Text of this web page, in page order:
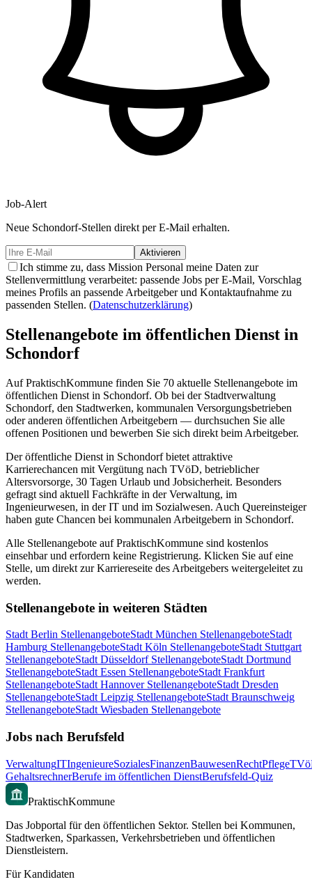
Job-Alert
Neue Schondorf-Stellen direkt per E-Mail erhalten.
Aktivieren
Ich stimme zu, dass Mission Personal meine Daten zur
Stellenvermittlung verarbeitet: passende Jobs per E-Mail, Vorschlag
meines Profils an passende Arbeitgeber und Kontaktaufnahme zu
passenden Stellen. (Datenschutzerklärung)
Stellenangebote im öffentlichen Dienst in
Schondorf
Auf PraktischKommune finden Sie 70 aktuelle Stellenangebote im
öffentlichen Dienst in Schondorf. Ob bei der Stadtverwaltung
Schondorf, den Stadtwerken, kommunalen Versorgungsbetrieben
oder anderen öffentlichen Arbeitgebern — durchsuchen Sie alle
offenen Positionen und bewerben Sie sich direkt beim Arbeitgeber.
Der öffentliche Dienst in Schondorfbietet attraktive
Karrierechancen mit Vergütung nach TVöD, betrieblicher
Altersvorsorge, 30 Tagen Urlaub und Jobsicherheit. Besonders
gefragt sind aktuell Fachkräfte in der Verwaltung, im
Ingenieurwesen, in der IT und im Sozialwesen. Auch Quereinsteiger
haben gute Chancen bei kommunalen Arbeitgebern in Schondorf.
Alle Stellenangebote auf PraktischKommune sind kostenlos
einsehbar und erfordern keine Registrierung. Klicken Sie auf eine
Stelle, um direkt zur Karriereseite des Arbeitgebers weitergeleitet zu
werden.
Stellenangebote in weiteren Städten
StadtBerlin StellenangeboteStadtMünchen StellenangeboteStadt
Hamburg StellenangeboteStadtKöln StellenangeboteStadt Stuttgart
StellenangeboteStadtDüsseldorfStellenangeboteStadtDortmund
StellenangeboteStadtEssen StellenangeboteStadtFrankfurt
StellenangeboteStadtHannoverStellenangeboteStadtDresden
StellenangeboteStadtLeipzig StellenangeboteStadtBraunschweig
StellenangeboteStadtWiesbaden Stellenangebote
Jobs nach Berufsfeld
VerwaltungITIngenieureSozialesFinanzenBauwesenRechtPflege
GehaltsrechnerBerufe im öffentlichen DienstBerufsfeld-Quiz
PraktischKommune
Das Jobportal für den öffentlichen Sektor. Stellen bei Kommunen,
Stadtwerken, Sparkassen, Verkehrsbetrieben und öffentlichen
Dienstleistern.
Für Kandidaten